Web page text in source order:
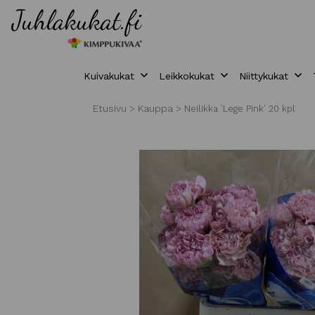
Kuivakukat Leikkokukat Niittykukat
Etusivu > Kauppa > Neilikka ’Lege Pink’ 20 kpl